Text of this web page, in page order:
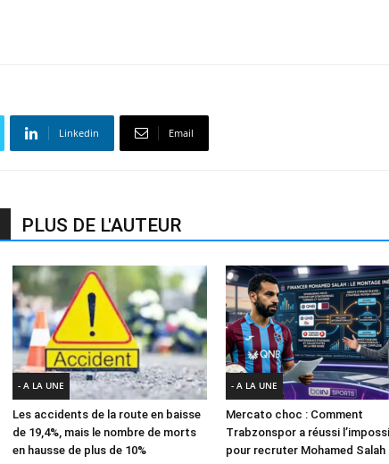
Linkedin Email
PLUS DE L'AUTEUR
- A LA UNE
Les accidents de la route en baisse
de 19,4%, mais le nombre de morts
en hausse de plus de 10%
- A LA UNE
Mercato choc : Comment
Trabzonspor a réussi
pour recruter Mohamed Salah